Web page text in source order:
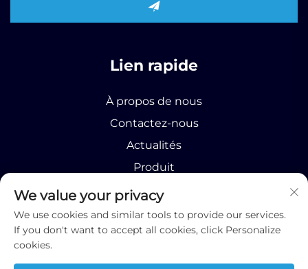
Lien rapide
À propos de nous
Contactez-nous
Actualités
Produit
We value your privacy
We use cookies and similar tools to provide our services.
If you don't want to accept all cookies, click Personalize
cookies.